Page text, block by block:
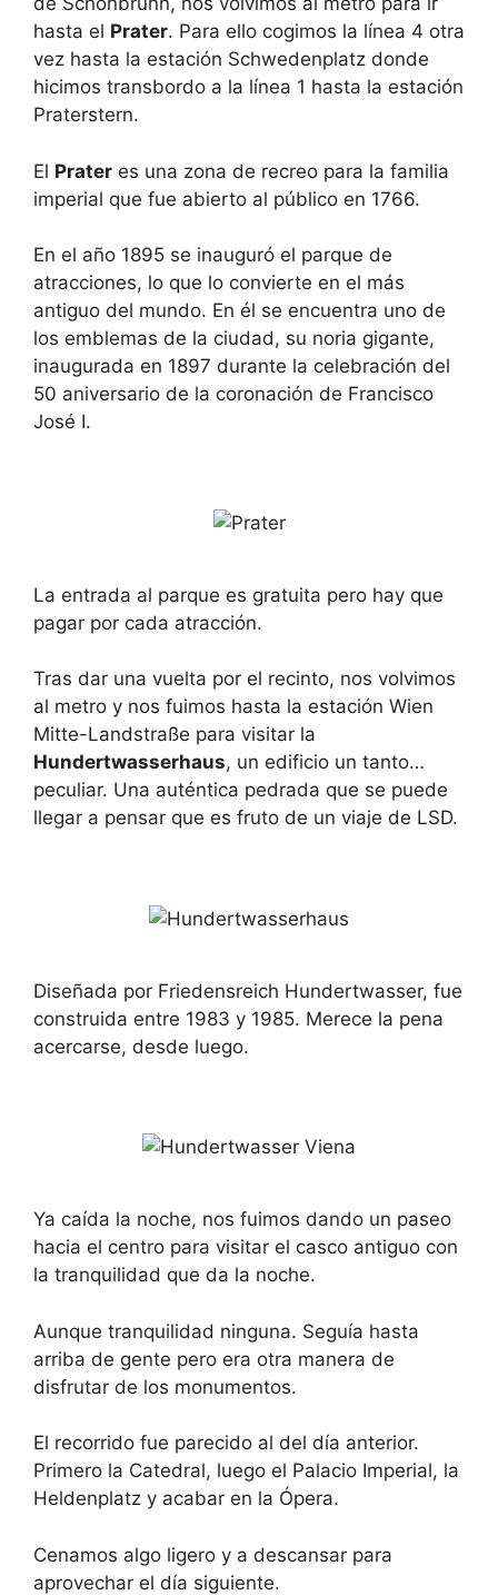
hasta el Prater. Para ello cogimos la línea 4 otra
vez hasta la estación Schwedenplatz donde
hicimos transbordo a la línea 1 hasta la estación
Praterstern.
El Prater es una zona de recreo para la familia
imperial que fue abierto al público en 1766.
En el año 1895 se inauguró el parque de
atracciones, lo que lo convierte en el más
antiguo del mundo. En él se encuentra uno de
los emblemas de la ciudad, su noria gigante,
inaugurada en 1897 durante la celebración del
50 aniversario de la coronación de Francisco
José I.
La entrada al parque es gratuita pero hay que
pagar por cada atracción.
Tras dar una vuelta por el recinto, nos volvimos
al metro y nos fuimos hasta la estación Wien
Mitte-Landstraße para visitar la
Hundertwasserhaus, un edificio un tanto…
peculiar. Una auténtica pedrada que se puede
llegar a pensar que es fruto de un viaje de LSD.
Diseñada por Friedensreich Hundertwasser, fue
construida entre 1983 y 1985. Merece la pena
acercarse, desde luego.
Ya caída la noche, nos fuimos dando un paseo
hacia el centro para visitar el casco antiguo con
la tranquilidad que da la noche.
Aunque tranquilidad ninguna. Seguía hasta
arriba de gente pero era otra manera de
disfrutar de los monumentos.
El recorrido fue parecido al del día anterior.
Primero la Catedral, luego el Palacio Imperial, la
Heldenplatz y acabar en la Ópera.
Cenamos algo ligero y a descansar para
aprovechar el día siguiente.